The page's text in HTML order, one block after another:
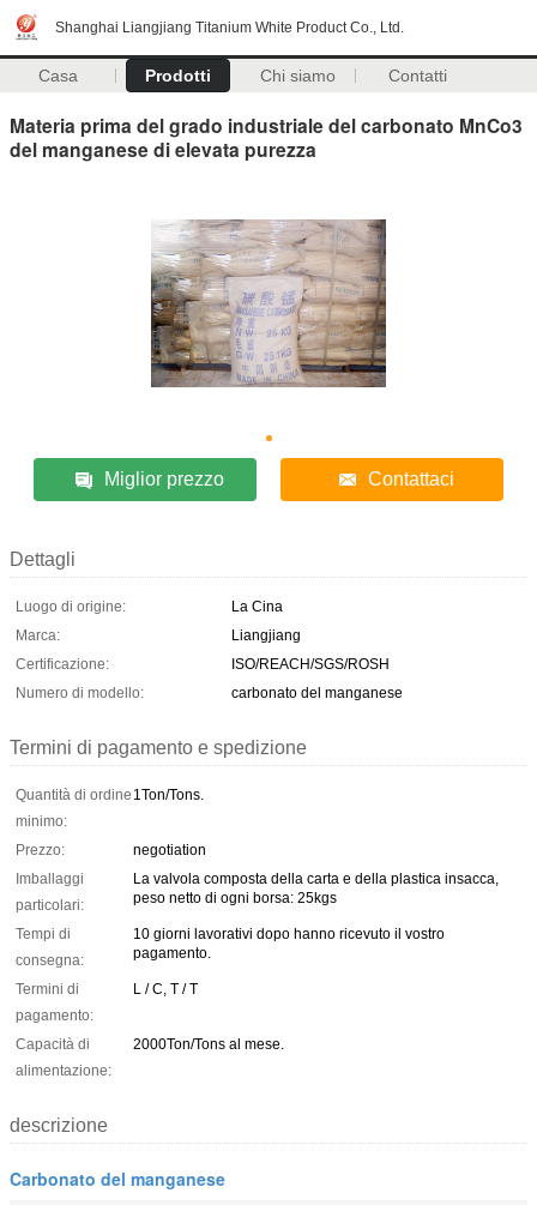
Shanghai Liangjiang Titanium White Product Co., Ltd.
Casa Prodotti Chi siamo Contatti
Materia prima del grado industriale del carbonato MnCo3
del manganese di elevata purezza
Miglior prezzo Contattaci
Dettagli
Luogo di origine:
La Cina
Marca:
Liangjiang
Certificazione:
ISO/REACH/SGS/ROSH
Numero di modello:
carbonato del manganese
Termini di pagamento e spedizione
Quantità di ordine
minimo:
1Ton/Tons.
Prezzo:
negotiation
Imballaggi
particolari:
La valvola composta della carta e della plastica insacca,
peso netto di ogni borsa: 25kgs
Tempi di
consegna:
10 giorni lavorativi dopo hanno ricevuto il vostro
pagamento.
Termini di
pagamento:
L / C, T / T
Capacità di
alimentazione:
2000Ton/Tons al mese.
descrizione
Carbonato del manganese